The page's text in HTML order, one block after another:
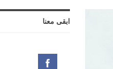
ابقى معنا